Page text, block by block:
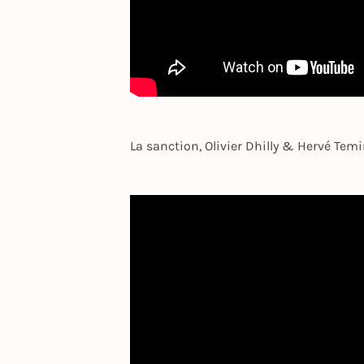
La sanction, Olivier Dhilly & Hervé